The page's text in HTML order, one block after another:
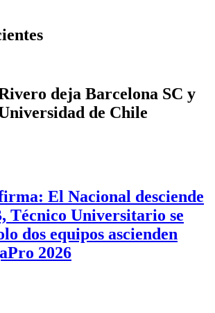
deja Barcelona SC y
de Chile
El Nacional desciende
Técnico Universitario se
dos equipos ascienden
2026